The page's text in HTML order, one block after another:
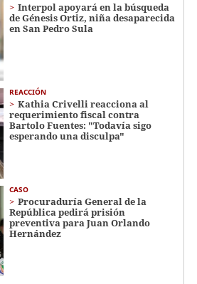
Interpol apoyará en la búsqueda
de Génesis Ortiz, niña desaparecida
en San Pedro Sula
REACCIÓN
Kathia Crivelli reacciona al
requerimiento fiscal contra
Bartolo Fuentes: "Todavía sigo
esperando una disculpa"
CASO
Procuraduría General de la
República pedirá prisión
preventiva para Juan Orlando
Hernández